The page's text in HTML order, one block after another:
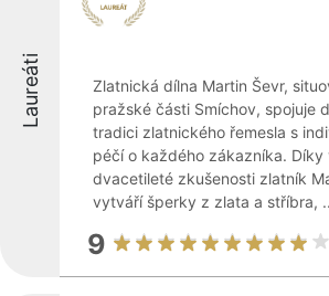
Laureáti
Zlatnická dílna Martin Ševr,
pražské části Smíchov, spojuje
tradici zlatnického řemesla s
péčí o každého zákazníka. Díky
dvacetileté zkušenosti zlatník
vytváří šperky z zlata a stříbra,
9